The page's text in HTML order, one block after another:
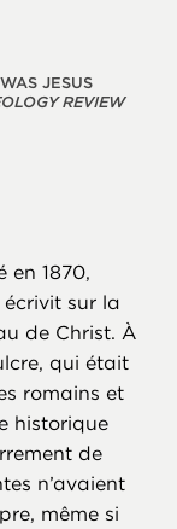
JESUS
REVIEW
en 1870,
écrivit sur la
de Christ. À
qui était
romains et
historique
de
n’avaient
même si